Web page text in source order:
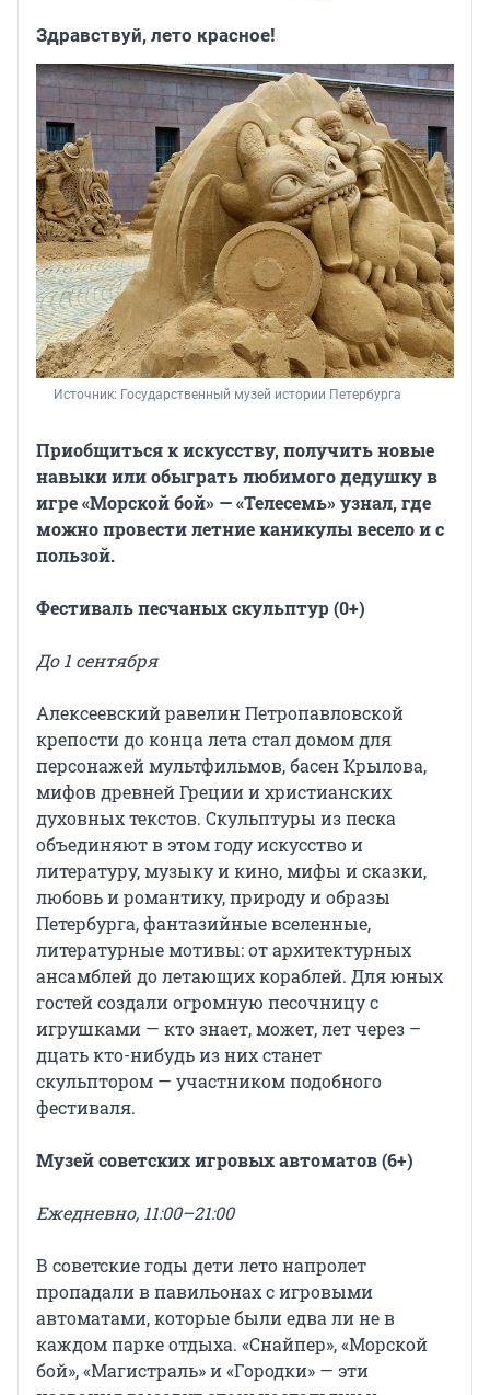
Здравствуй, лето красное!
Источник: Государственный музей истории Петербурга
Приобщиться к искусству, получить новые
навыки или обыграть любимого дедушку в
игре «Морской бой» — «Телесемь» узнал, где
можно провести летние каникулы весело и с
пользой.
Фестиваль песчаных скульптур (0+)
До 1 сентября
Алексеевский равелин Петропавловской
крепости до конца лета стал домом для
персонажей мультфильмов, басен Крылова,
мифов древней Греции и христианских
духовных текстов. Скульптуры из песка
объединяют в этом году искусство и
литературу, музыку и кино, мифы и сказки,
любовь и романтику, природу и образы
Петербурга, фантазийные вселенные,
литературные мотивы: от архитектурных
ансамблей до летающих кораблей. Для юных
гостей создали огромную песочницу с
игрушками — кто знает, может, лет через –
дцать кто-нибудь из них станет
скульптором — участником подобного
фестиваля.
Музей советских игровых автоматов (6+)
Ежедневно, 11:00–21:00
В советские годы дети лето напролет
пропадали в павильонах с игровыми
автоматами, которые были едва ли не в
каждом парке отдыха. «Снайпер», «Морской
бой», «Магистраль» и «Городки» — эти